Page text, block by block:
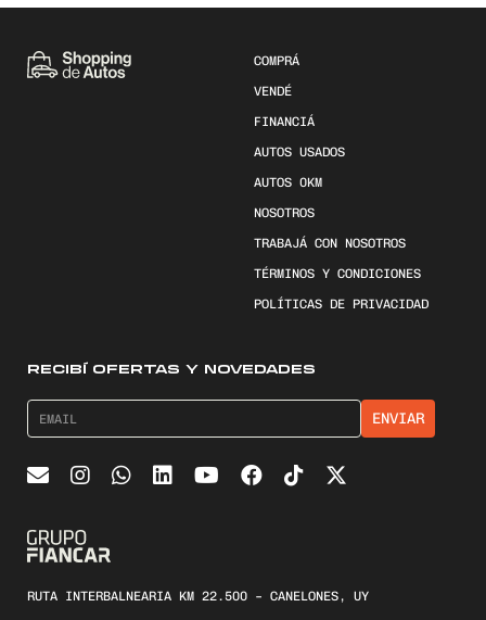
COMPRÁ
VENDÉ
FINANCIÁ
AUTOS USADOS
AUTOS 0KM
NOSOTROS
TRABAJÁ CON NOSOTROS
TÉRMINOS Y CONDICIONES
POLÍTICAS DE PRIVACIDAD
RECIBÍ OFERTAS Y NOVEDADES
RUTA INTERBALNEARIA KM 22.500 – CANELONES, UY